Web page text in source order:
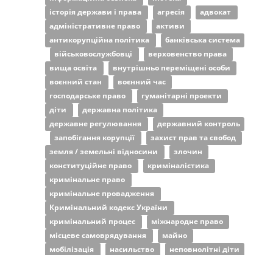
історія держави і права
агресія
адвокат
адміністративне право
активи
антикорупційна політика
банківська система
військовослужбовці
верховенство права
вища освіта
внутрішньо переміщені особи
воєнний стан
воєнний час
господарське право
гуманітарні проекти
діти
державна політика
державне регулювання
державний контроль
запобігання корупції
захист прав та свобод
земля / земельні відносини
злочин
конституційне право
криміналістика
кримінальне право
кримінальне провадження
Кримінальний кодекс України
кримінальний процес
міжнародне право
місцеве самоврядування
майно
мобілізація
насильство
неповнолітні діти